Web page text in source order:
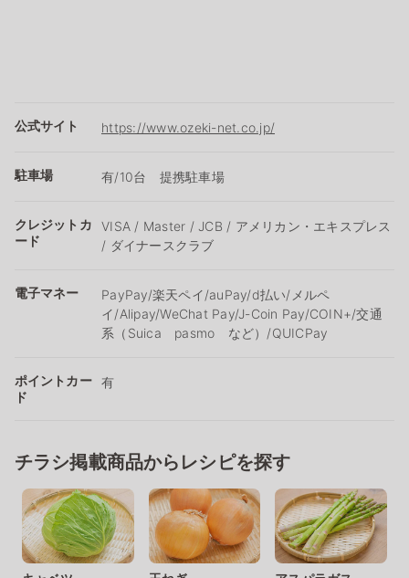
公式サイト https://www.ozeki-net.co.jp/
駐車場 有/10台 提携駐車場
クレジットカ
ード
VISA / Master / JCB / アメリカン・エキスプレス
/ ダイナースクラブ
電子マネー
PayPay/楽天ペイ/auPay/d払い/メルペ
イ/Alipay/WeChat Pay/J-Coin Pay/COIN+/交通
系（Suica pasmo など）/QUICPay
ポイントカー
ド
有
チラシ掲載商品からレシピを探す